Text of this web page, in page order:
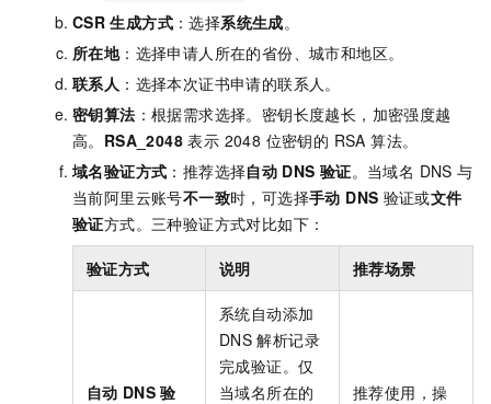
CSR 生成方式 ：选择系统生成。
所在地：选择申请人所在的省份、城市和地区。
联系人 ：选择本次证书申请的联系人。
密钥算法 ：根据需求选择。密钥长度越长，加密强度越
高。 RSA_2048 表示 2048 位密钥的 RSA 算法。
域名验证方式 ：推荐选择自动 DNS 验证。当域名 DNS 与
当前阿里云账号不一致时，可选择手动 DNS 验证或文件
验证方式。三种验证方式对比如下：
验证方式 说明 推荐场景
自动 DNS 验
系统自动添加
DNS 解析记录
完成验证。仅
当域名所在的
推荐使用，操